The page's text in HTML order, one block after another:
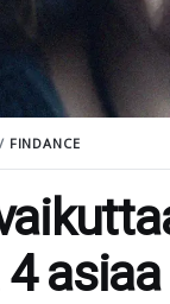
FINDANCE
asiaa